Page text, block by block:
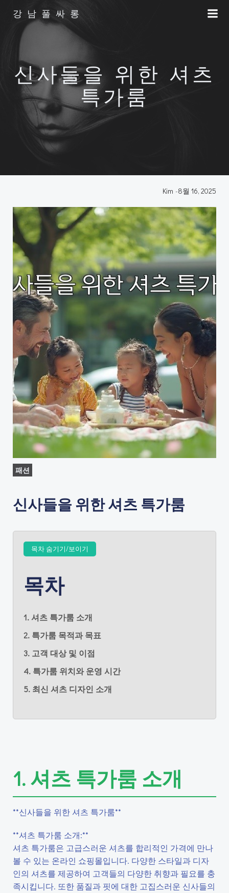
강남풀싸롱
신사들을 위한 셔츠
특가룸
Kim -8월 16, 2025
패션
신사들을 위한 셔츠 특가룸
목차 숨기기/보이기
목차
1. 셔츠 특가룸 소개
2. 특가룸 목적과 목표
3. 고객 대상 및 이점
4. 특가룸 위치와 운영 시간
5. 최신 셔츠 디자인 소개
1. 셔츠 특가룸 소개
**신사들을 위한 셔츠 특가룸**
**셔츠 특가룸 소개:**
셔츠 특가룸은 고급스러운 셔츠를 합리적인 가격에 만나
볼 수 있는 온라인 쇼핑몰입니다. 다양한 스타일과 디자
인의 셔츠를 제공하여 고객들의 다양한 취향과 필요를 충
족시킵니다. 또한 품질과 핏에 대한 고집스러운 신사들의